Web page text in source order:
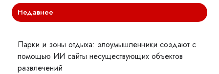
Недавнее
Парки и зоны отдыха: злоумышленники создают с
помощью ИИ сайты несуществующих объектов
развлечений